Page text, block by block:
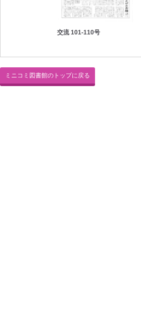
交流 101-110号
ミニコミ図書館のトップに戻る